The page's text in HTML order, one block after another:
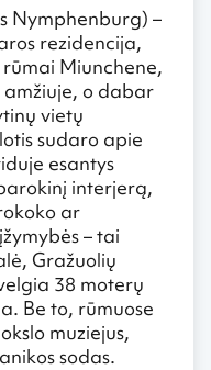
Nymphenburg) –
rezidencija,
Miunchene,
amžiuje, o dabar
vietų
sudaro apie
esantys
interjerą,
ar
– tai
Gražuolių
38 moterų
Be to, rūmuose
muziejus,
sodas.